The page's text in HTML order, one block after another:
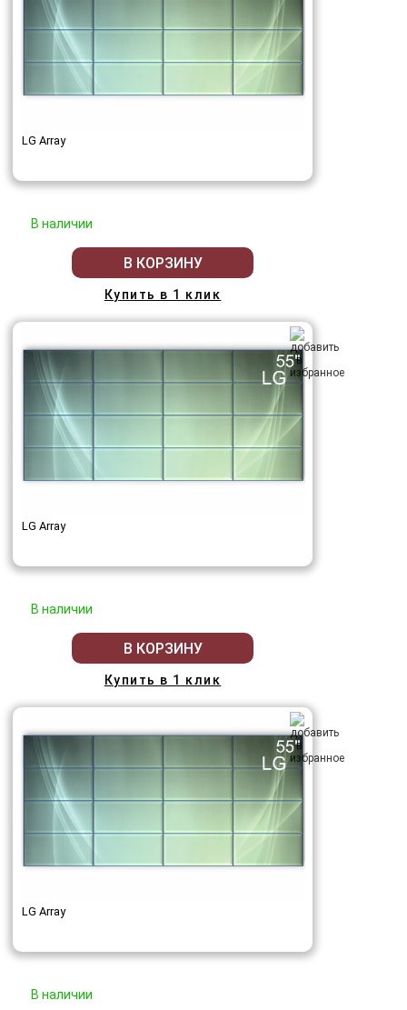
LG Array
В наличии
В КОРЗИНУ
Купить в 1 клик
LG Array
В наличии
В КОРЗИНУ
Купить в 1 клик
LG Array
В наличии